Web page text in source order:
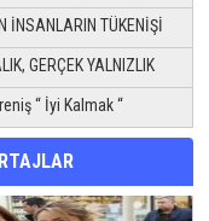
İNSANLARIN TÜKENİŞİ
GERÇEK YALNIZLIK
“ İyi Kalmak “